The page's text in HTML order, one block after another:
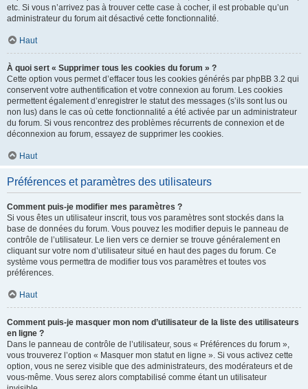
etc. Si vous n’arrivez pas à trouver cette case à cocher, il est probable qu’un
administrateur du forum ait désactivé cette fonctionnalité.
Haut
À quoi sert « Supprimer tous les cookies du forum » ?
Cette option vous permet d’effacer tous les cookies générés par phpBB 3.2 qui
conservent votre authentification et votre connexion au forum. Les cookies
permettent également d’enregistrer le statut des messages (s’ils sont lus ou
non lus) dans le cas où cette fonctionnalité a été activée par un administrateur
du forum. Si vous rencontrez des problèmes récurrents de connexion et de
déconnexion au forum, essayez de supprimer les cookies.
Haut
Préférences et paramètres des utilisateurs
Comment puis-je modifier mes paramètres ?
Si vous êtes un utilisateur inscrit, tous vos paramètres sont stockés dans la
base de données du forum. Vous pouvez les modifier depuis le panneau de
contrôle de l’utilisateur. Le lien vers ce dernier se trouve généralement en
cliquant sur votre nom d’utilisateur situé en haut des pages du forum. Ce
système vous permettra de modifier tous vos paramètres et toutes vos
préférences.
Haut
Comment puis-je masquer mon nom d’utilisateur de la liste des utilisateurs
en ligne ?
Dans le panneau de contrôle de l’utilisateur, sous « Préférences du forum »,
vous trouverez l’option « Masquer mon statut en ligne ». Si vous activez cette
option, vous ne serez visible que des administrateurs, des modérateurs et de
vous-même. Vous serez alors comptabilisé comme étant un utilisateur